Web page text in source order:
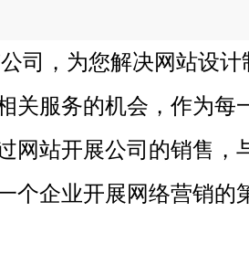
，为您解决网站设计
关服务的机会，作为每
网站开展公司的销售，
个企业开展网络营销的